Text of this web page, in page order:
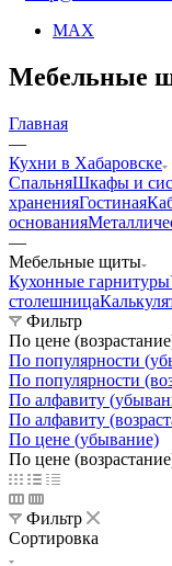
MAX
Мебельные
Главная
—
Кухни в Хабаровске
СпальняШкафы и
храненияГостиная
основания
—
Мебельные щиты
Кухонные гарнитуры
столешница
Фильтр
По цене
По популярности
По популярности
По алфавиту
По алфавиту
По цене (убывание)
По цене
Фильтр
Сортировка